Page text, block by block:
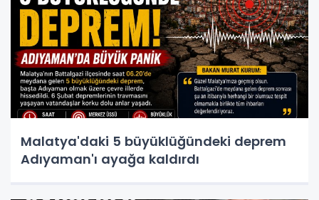
Malatya'daki 5 büyüklüğündeki deprem
Adıyaman'ı ayağa kaldırdı